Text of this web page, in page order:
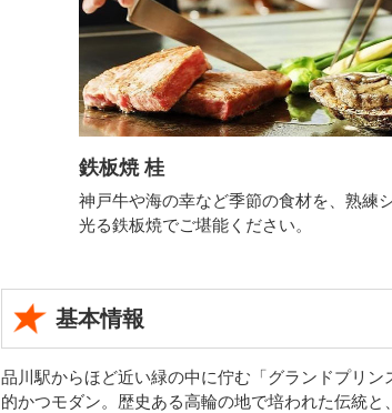
鉄板焼 桂
神戸牛や海の幸など季節の食材を、熟練
光る鉄板焼でご堪能ください。
基本情報
品川駅からほど近い緑の中に佇む「グランドプリ
的かつモダン。歴史ある高輪の地で培われた伝統